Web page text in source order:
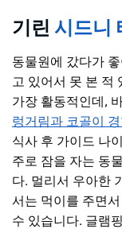
기린 시드니
동물원에 갔다가
고 있어서 못 본 적
가장 활동적인데,
렁거림과 코골이 경
식사 후 가이드 나
주로 잠을 자는 동
다. 멀리서 우아한
서는 먹이를 주면
수 있습니다. 글램